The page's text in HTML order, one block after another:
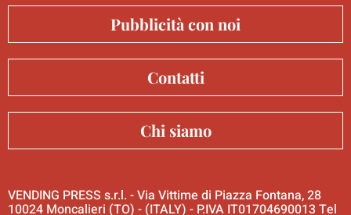
Pubblicità con noi
Contatti
Chi siamo
VENDING PRESS s.r.l. - Via Vittime di Piazza Fontana, 28
10024 Moncalieri (TO) - (ITALY) - P.IVA IT01704690013 Tel